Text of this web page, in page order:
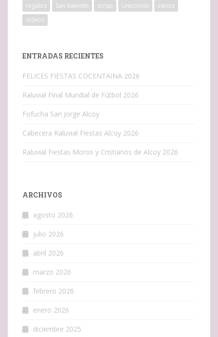
regalos
San Valentín scrap Unicornio
varios
vídeos
ENTRADAS RECIENTES
FELICES FIESTAS COCENTAINA 2026
Raluvial Final Mundial de Fútbol 2026
Fofucha San Jorge Alcoy
Cabecera Raluvial Fiestas Alcoy 2026
Raluvial Fiestas Moros y Cristianos de Alcoy 2026
ARCHIVOS
agosto 2026
julio 2026
abril 2026
marzo 2026
febrero 2026
enero 2026
diciembre 2025